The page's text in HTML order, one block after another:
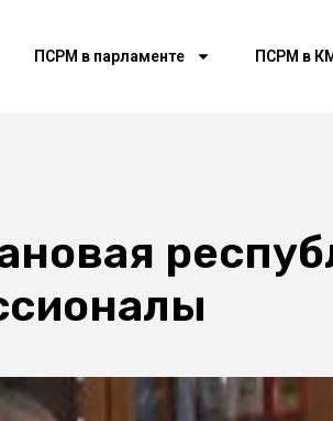
ПСРМ в парламенте ПСРМ в